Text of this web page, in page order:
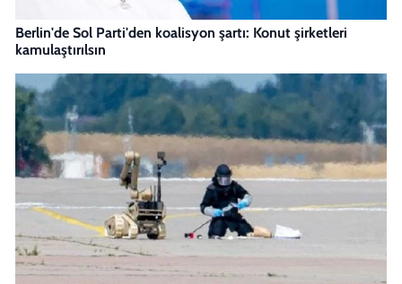
Berlin'de Sol Parti'den koalisyon şartı: Konut şirketleri
kamulaştırılsın